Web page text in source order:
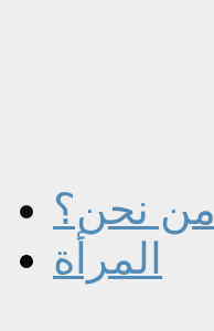
من نحن؟
المرأة